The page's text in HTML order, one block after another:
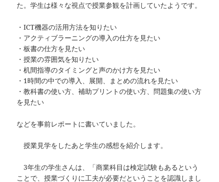
た。学生は様々な視点で授業参観を計画していたようです。
・ICT機器の活用方法を知りたい
・アクティブラーニングの導入の仕方を見たい
・板書の仕方を見たい
・授業の雰囲気を知りたい
・机間指導のタイミングと声のかけ方を見たい
・1時間の中での導入、展開、まとめの流れを見たい
・教科書の使い方、補助プリントの使い方、問題集の使い方
を見たい
などを事前レポートに書いていました。
授業見学をしたあと学生の感想を紹介します。
3年生の学生さんは、「商業科目は検定試験もあるという
ことで、授業づくりに工夫が必要だということを認識しまし